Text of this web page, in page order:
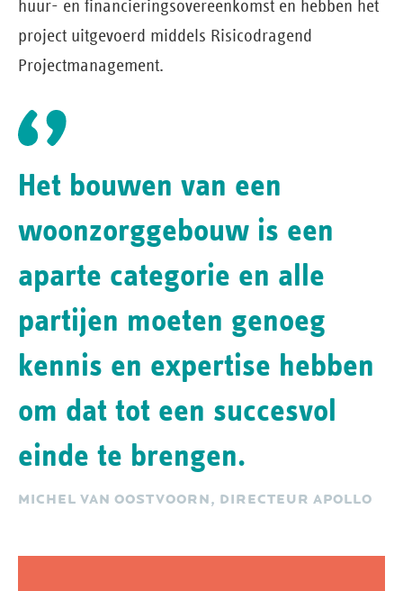
huur- en financieringsovereenkomst en hebben het
project uitgevoerd middels Risicodragend
Projectmanagement.
Het bouwen van een
woonzorggebouw is een
aparte categorie en alle
partijen moeten genoeg
kennis en expertise hebben
om dat tot een succesvol
einde te brengen.
MICHEL VAN OOSTVOORN, DIRECTEUR APOLLO